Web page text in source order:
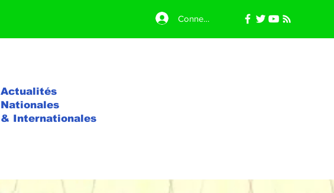
Connexion
Actualités
Nationales
& Internationales